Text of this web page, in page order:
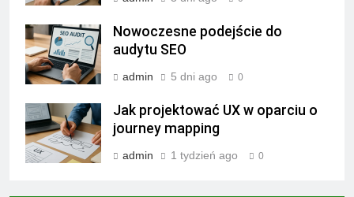
Nowoczesne podejście do
audytu SEO
admin 5 dni ago 0
Jak projektować UX w oparciu o
journey mapping
admin 1 tydzień ago 0